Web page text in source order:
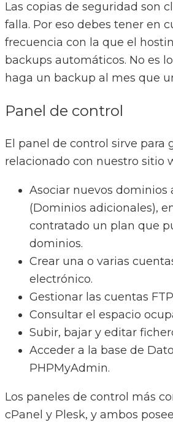
Las copias de seguridad son
falla. Por eso debes tener en
frecuencia con la que el
backups automáticos. No es
haga un backup al mes que
Panel de control
El panel de control sirve para
relacionado con nuestro sitio
Asociar nuevos dominios
(Dominios adicionales),
contratado un plan que
dominios.
Crear una o varias
electrónico.
Gestionar las cuentas
Consultar el espacio
Subir, bajar y editar
Acceder a la base de
PHPMyAdmin.
Los paneles de control más
cPanel y Plesk, y ambos